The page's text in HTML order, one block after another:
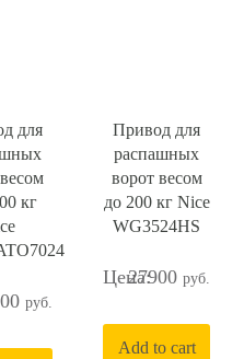
для
кг
Привод для
распашных
ворот весом
до 200 кг Nice
WG3524HS
27900
Add to cart